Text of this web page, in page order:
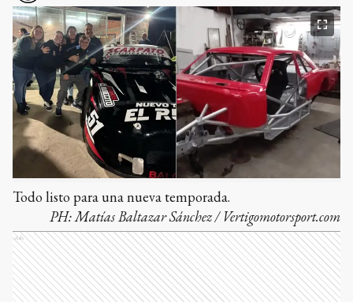
Todo listo para una nueva temporada.
PH:Matías Baltazar Sánchez / Vertigomotorsport.com
Ads